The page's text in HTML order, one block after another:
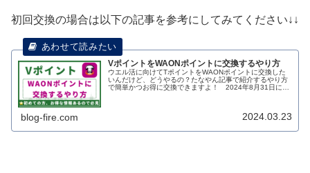
初回交換の場合は以下の記事を参考にしてみてください↓↓
VポイントをWAONポイントに交換するやり方
ウエル活に向けてTポイントをWAONポイントに交換した
いんだけど、どうやるの？たなやん記事で紹介するやり方
で簡単かつお得に交換できますよ！ 2024年8月31日にV
blog-fire.com 2024.03.23